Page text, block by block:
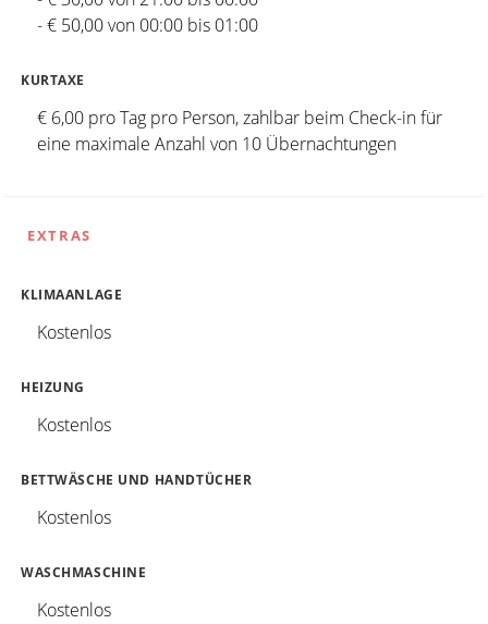
- € 50,00 von 00:00 bis 01:00
KURTAXE
€ 6,00 pro Tag pro Person, zahlbar beim Check-in für
eine maximale Anzahl von 10 Übernachtungen
EXTRAS
KLIMAANLAGE
Kostenlos
HEIZUNG
Kostenlos
BETTWÄSCHE UND HANDTÜCHER
Kostenlos
WASCHMASCHINE
Kostenlos